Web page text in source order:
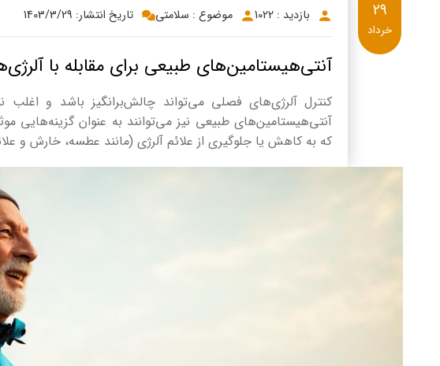
بازدید : 1022 موضوع : سلامتی تاریخ انتشار: 1403/3/29
آنتی‌هیستامین‌های طبیعی برای مقابله با
کنترل آلرژی‌های فصلی می‌تواند چالش‌برانگیز باشد و
آنتی‌هیستامین‌های طبیعی نیز می‌توانند به عنوان گزینه‌هایی
که به کاهش یا جلوگیری از علائم آلرژی (مانند عطسه، خارش و
29
خرداد